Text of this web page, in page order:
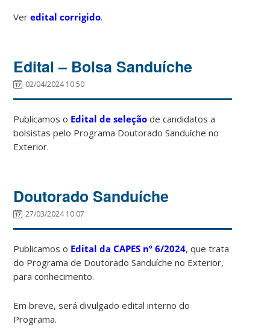
Veredital corrigido.
Edital – Bolsa Sanduíche
02/04/2024 10:50
Publicamos o Edital de seleção de candidatos a
bolsistas pelo Programa Doutorado Sanduíche no
Exterior.
Doutorado Sanduíche
27/03/2024 10:07
Publicamos o Edital da CAPES nº 6/2024, que trata
do Programa de Doutorado Sanduíche no Exterior,
para conhecimento.
Em breve, será divulgado edital interno do
Programa.